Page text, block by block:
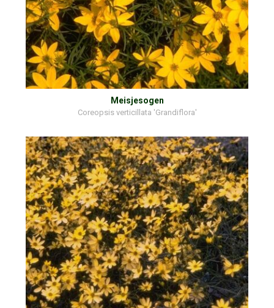
Meisjesogen
Coreopsis verticillata 'Grandiflora'